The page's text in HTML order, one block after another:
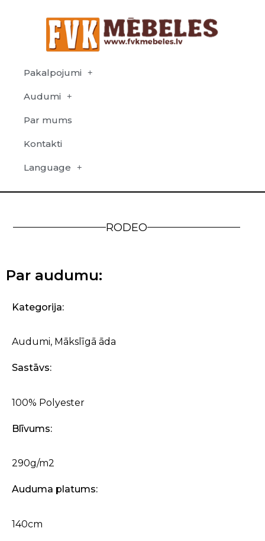
Pakalpojumi
Audumi
Par mums
Kontakti
Language
RODEO
Par audumu:
Kategorija:
Audumi, Mākslīgā āda
Sastāvs:
100% Polyester
Blīvums:
290g/m2
Auduma platums:
140cm